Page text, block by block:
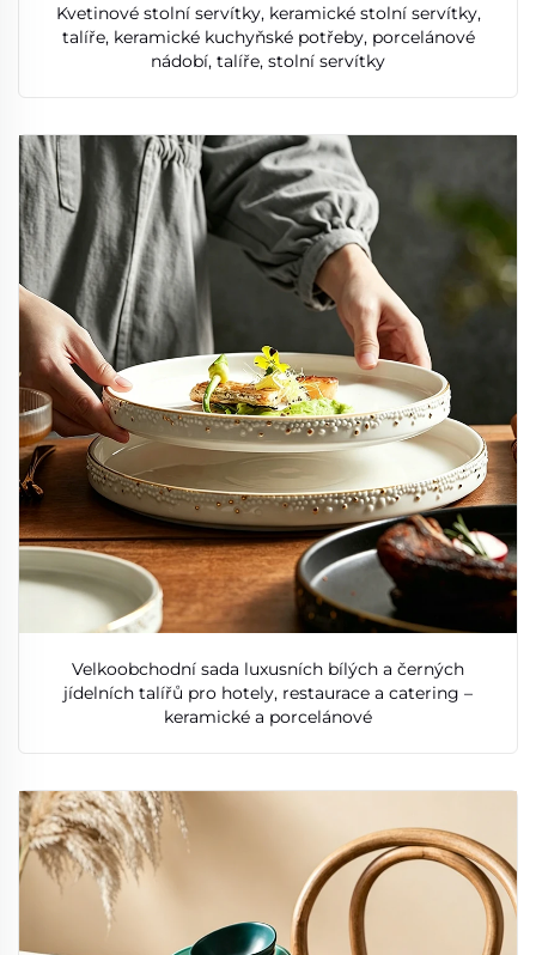
Kvetinové stolní servítky, keramické stolní servítky,
talíře, keramické kuchyňské potřeby, porcelánové
nádobí, talíře, stolní servítky
Velkoobchodní sada luxusních bílých a černých
jídelních talířů pro hotely, restaurace a catering –
keramické a porcelánové